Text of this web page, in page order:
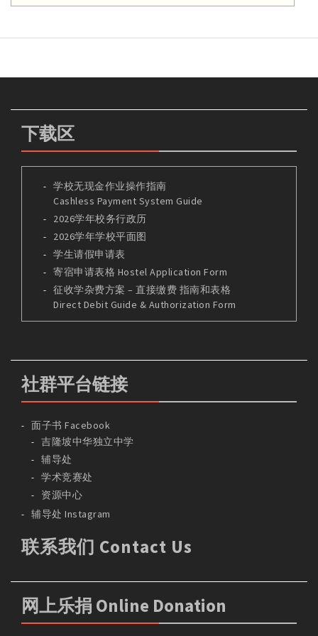
下载区
学校无现金作业操作指南
Cashless Payment System Guide
2026学年校务行政历
2026学年学校平面图
学生请假申请表
寄宿申请表格 Hostel Application Form
征收学杂费方案 – 直接缴费 指南和表格
Direct Debit Guide & Authorization Form
社群平台链接
面子书 Facebook
吉隆坡中华独立中学
辅导处
学术竞赛处
资源中心
辅导处 Instagram
联系我们 Contact Us
网上乐捐 Online Donation